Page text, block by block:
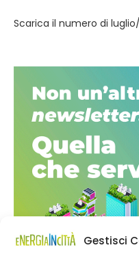
Gestisci
Scarica il numero di